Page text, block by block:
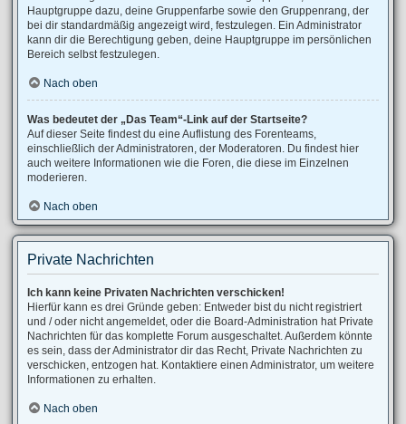
Hauptgruppe dazu, deine Gruppenfarbe sowie den Gruppenrang, der
bei dir standardmäßig angezeigt wird, festzulegen. Ein Administrator
kann dir die Berechtigung geben, deine Hauptgruppe im persönlichen
Bereich selbst festzulegen.
Nach oben
Was bedeutet der „Das Team“-Link auf der Startseite?
Auf dieser Seite findest du eine Auflistung des Forenteams,
einschließlich der Administratoren, der Moderatoren. Du findest hier
auch weitere Informationen wie die Foren, die diese im Einzelnen
moderieren.
Nach oben
Private Nachrichten
Ich kann keine Privaten Nachrichten verschicken!
Hierfür kann es drei Gründe geben: Entweder bist du nicht registriert
und / oder nicht angemeldet, oder die Board-Administration hat Private
Nachrichten für das komplette Forum ausgeschaltet. Außerdem könnte
es sein, dass der Administrator dir das Recht, Private Nachrichten zu
verschicken, entzogen hat. Kontaktiere einen Administrator, um weitere
Informationen zu erhalten.
Nach oben